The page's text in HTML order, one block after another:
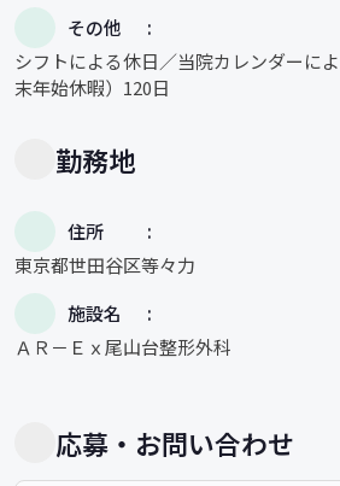
その他
シフトによる休日／当院カレンダーに
末年始休暇）120日
勤務地
住所
東京都世田谷区等々力
施設名
ＡＲ－Ｅｘ尾山台整形外科
応募・お問い合わせ